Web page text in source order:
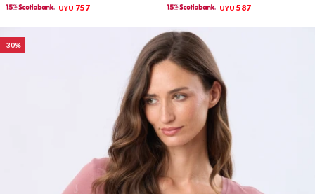
UYU 757 UYU 587
30
Envíos, cambios y devoluciones